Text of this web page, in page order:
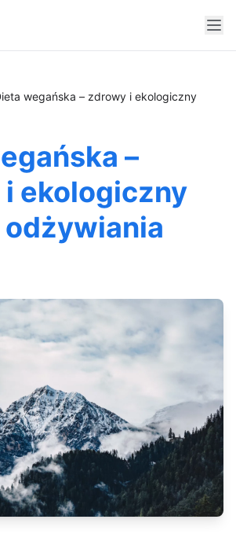
wegańska – zdrowy i ekologiczny
–
ekologiczny